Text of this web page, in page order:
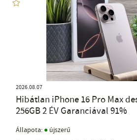
2026.08.07
Hibátlan iPhone 16 Pro Max
256GB 2 ÉV Garanciával 91%
Állapota: ● újszerű